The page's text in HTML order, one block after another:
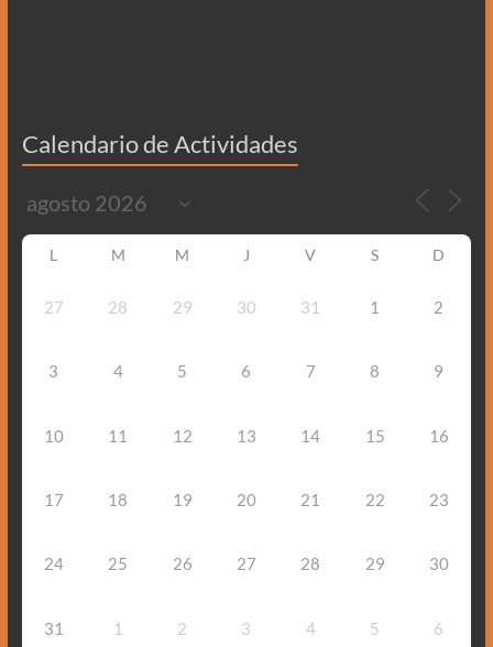
Calendario de Actividades
L M M J V S D
27 28 29 30 31 1 2
3 4 5 6 7 8 9
10 11 12 13 14 15 16
17 18 19 20 21 22 23
24 25 26 27 28 29 30
31 1 2 3 4 5 6